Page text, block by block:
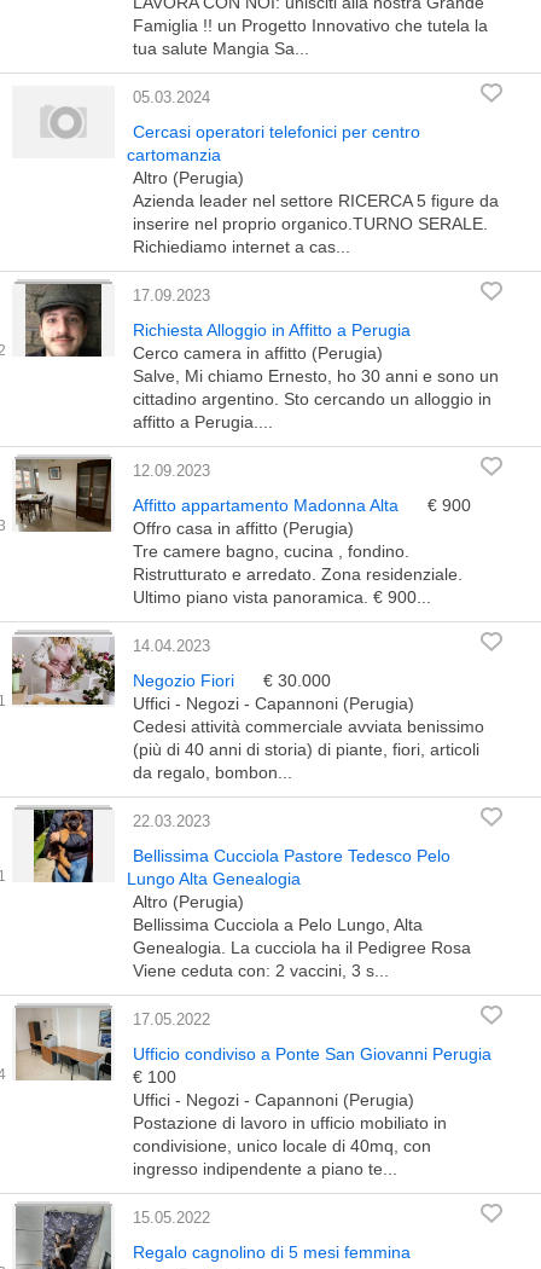
Famiglia !! un Progetto Innovativo che tutela la
tua salute Mangia Sa...
05.03.2024
Cercasi operatori telefonici per centro
cartomanzia
Altro (Perugia)
Azienda leader nel settore RICERCA 5 figure da
inserire nel proprio organico.TURNO SERALE.
Richiediamo internet a cas...
17.09.2023
Richiesta Alloggio in Affitto a Perugia
Cerco camera in affitto (Perugia)
Salve, Mi chiamo Ernesto, ho 30 anni e sono un
cittadino argentino. Sto cercando un alloggio in
affitto a Perugia....
12.09.2023
Affitto appartamento Madonna Alta
€ 900
Offro casa in affitto (Perugia)
Tre camere bagno, cucina , fondino.
Ristrutturato e arredato. Zona residenziale.
Ultimo piano vista panoramica. € 900...
14.04.2023
Negozio Fiori
€ 30.000
Uffici - Negozi - Capannoni (Perugia)
Cedesi attività commerciale avviata benissimo
(più di 40 anni di storia) di piante, fiori, articoli
da regalo, bombon...
22.03.2023
Bellissima Cucciola Pastore Tedesco Pelo
Lungo Alta Genealogia
Altro (Perugia)
Bellissima Cucciola a Pelo Lungo, Alta
Genealogia. La cucciola ha il Pedigree Rosa
Viene ceduta con: 2 vaccini, 3 s...
17.05.2022
Ufficio condiviso a Ponte San Giovanni Perugia
€ 100
Uffici - Negozi - Capannoni (Perugia)
Postazione di lavoro in ufficio mobiliato in
condivisione, unico locale di 40mq, con
ingresso indipendente a piano te...
15.05.2022
Regalo cagnolino di 5 mesi femmina